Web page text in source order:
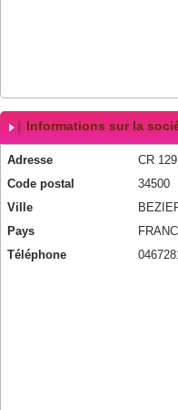
Informations sur la
Adresse
CR
Code postal
34500
Ville
Pays
Téléphone